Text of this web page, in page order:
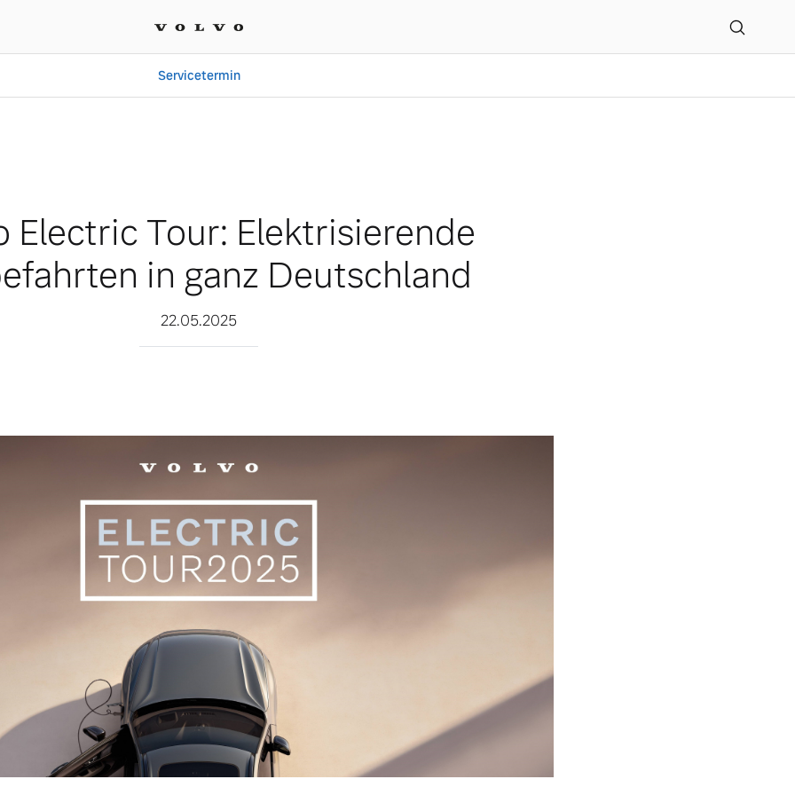
Servicetermin
Electric Tour: Elektrisierende
in ganz Deutschland
22.05.2025